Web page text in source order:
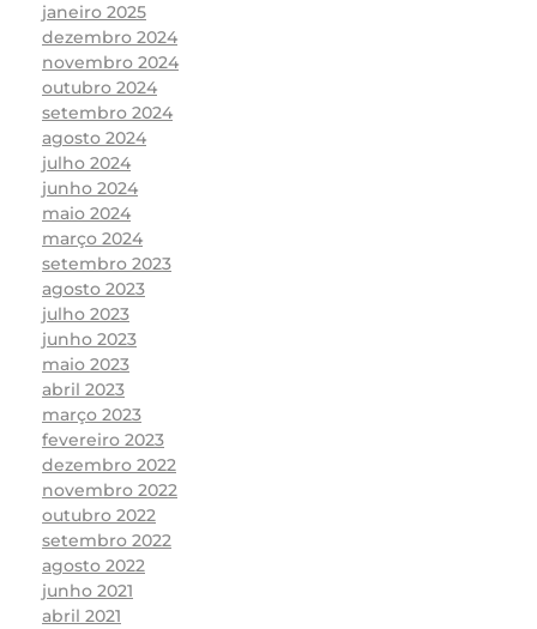
janeiro 2025
dezembro 2024
novembro 2024
outubro 2024
setembro 2024
agosto 2024
julho 2024
junho 2024
maio 2024
março 2024
setembro 2023
agosto 2023
julho 2023
junho 2023
maio 2023
abril 2023
março 2023
fevereiro 2023
dezembro 2022
novembro 2022
outubro 2022
setembro 2022
agosto 2022
junho 2021
abril 2021